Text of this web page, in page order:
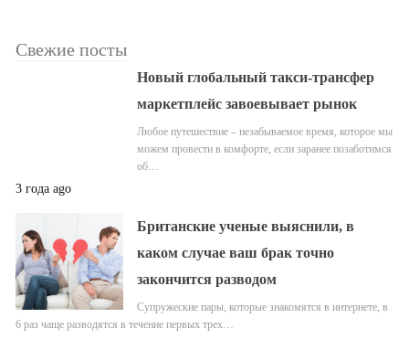
Свежие посты
Новый глобальный такси-трансфер
маркетплейс завоевывает рынок
Любое путешествие – незабываемое время, которое мы
можем провести в комфорте, если заранее позаботимся
об…
3 года ago
Британские ученые выяснили, в
каком случае ваш брак точно
закончится разводом
Супружеские пары, которые знакомятся в интернете, в
6 раз чаще разводятся в течение первых трех…